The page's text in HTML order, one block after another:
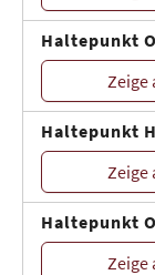
Haltepunkt
Zeige
Haltepunkt
Zeige
Haltepunkt
Zeige